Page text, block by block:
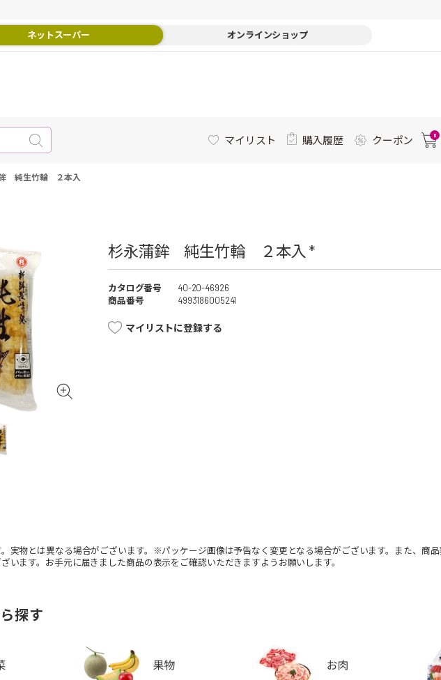
ネットスーパー オンラインショップ
マイリスト 購入履歴 クーポン 0
純生竹輪 ２本入
杉永蒲鉾 純生竹輪 ２本入 *
カタログ番号
40-20-46926
商品番号
4993186005241
マイリストに登録する
実物とは異なる場合がございます。※パッケージ画像は予告なく変更となる場合がございます。また、商
います。お手元に届きました商品の表示をご確認いただきますようお願いします。
探す